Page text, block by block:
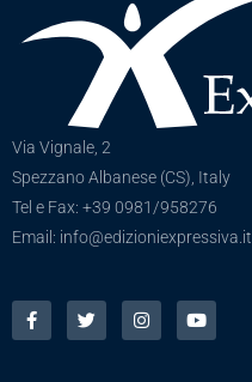
Via Vignale, 2
Spezzano Albanese (CS), Italy
Tel e Fax: +39 0981/958276
Email: info@edizioniexpressiva.it